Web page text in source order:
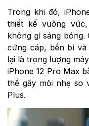
Trong khi đó,
thiết kế vuông
không gỉ sáng
cứng cáp, bền bỉ và
lại là trọng lượng
iPhone 12 Pro Max
thể gây mỏi nhẹ so
Plus.